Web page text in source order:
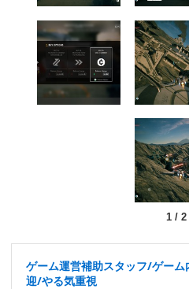
1/ 2
ゲーム運営補助スタッフ/ゲー
迎/やる気重視